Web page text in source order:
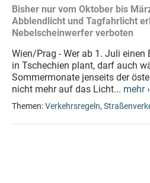
Bisher nur vom Oktober bis
Abblendlicht und Tagfahrlicht
Nebelscheinwerfer verboten
Wien/Prag - Wer ab 1. Juli
in Tschechien plant, darf auch
Sommermonate jenseits der
nicht mehr auf das Licht... mehr ›
Themen:Verkehrsregeln,